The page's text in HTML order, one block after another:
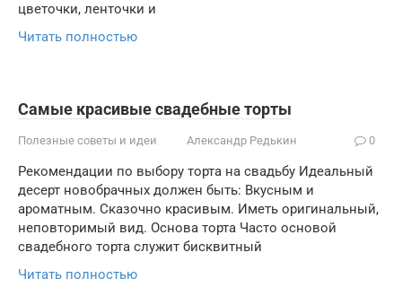
цветочки, ленточки и
Читать полностью
Самые красивые свадебные торты
Полезные советы и идеи Александр Редькин 0
Рекомендации по выбору торта на свадьбу Идеальный
десерт новобрачных должен быть: Вкусным и
ароматным. Сказочно красивым. Иметь оригинальный,
неповторимый вид. Основа торта Часто основой
свадебного торта служит бисквитный
Читать полностью